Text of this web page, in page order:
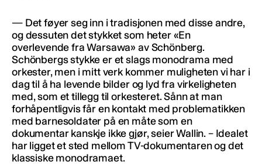
— Det føyer seg inn i tradisjonen med disse andre,
og dessuten det stykket som heter «En
overlevende fra Warsawa» av Schönberg.
Schönbergs stykke er et slags monodrama med
orkester, men i mitt verk kommer muligheten vi har i
dag til å ha levende bilder og lyd fra virkeligheten
med, som et tillegg til orkesteret. Sånn at man
forhåpentligvis får en kontakt med problematikken
med barnesoldater på en måte som en
dokumentar kanskje ikke gjør, seier Wallin. – Idealet
har ligget et sted mellom TV-dokumentaren og det
klassiske monodramaet.